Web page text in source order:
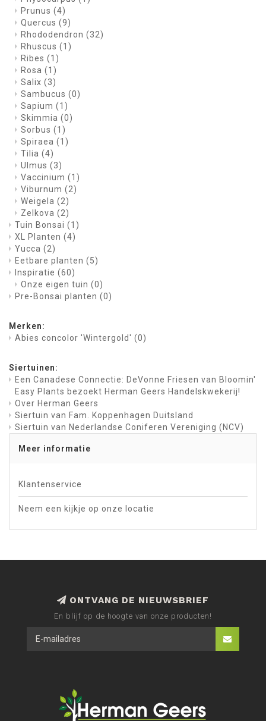
Prunus (4)
Quercus (9)
Rhododendron (32)
Rhuscus (1)
Ribes (1)
Rosa (1)
Salix (3)
Sambucus (0)
Sapium (1)
Skimmia (0)
Sorbus (1)
Spiraea (1)
Tilia (4)
Ulmus (3)
Vaccinium (1)
Viburnum (2)
Weigela (2)
Zelkova (2)
Tuin Bonsai (1)
XL Planten (4)
Yucca (2)
Eetbare planten (5)
Inspiratie (60)
Onze eigen tuin (0)
Pre-Bonsai planten (0)
Merken:
Abies concolor 'Wintergold' (0)
Siertuinen:
Een Canadese Connectie: DeVonne Friesen van Bloomin'
Easy Plants bezoekt Herman Geers Handelskwekerij!
Over Herman Geers
Siertuin van Fam. Koppenhagen Duitsland
Siertuin van Nederlandse Coniferen Vereniging (NCV)
Meer informatie
Klantenservice
Neem een kijkje op onze locatie
ONTVANG DE NIEUWSBRIEF
En blijf op de hoogte van onze producten!